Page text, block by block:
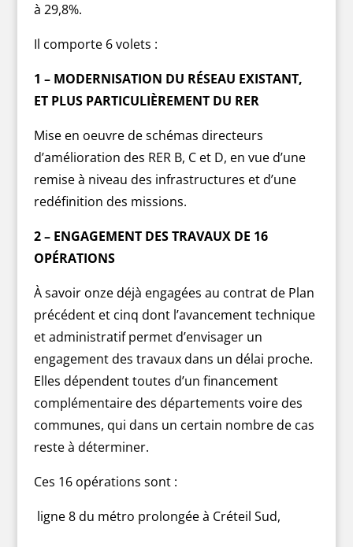
à 29,8%.
Il comporte 6 volets :
1 – MODERNISATION DU RÉSEAU EXISTANT,
ET PLUS PARTICULIÈREMENT DU RER
Mise en oeuvre de schémas directeurs
d’amélioration des RER B, C et D, en vue d’une
remise à niveau des infrastructures et d’une
redéfinition des missions.
2 – ENGAGEMENT DES TRAVAUX DE 16
OPÉRATIONS
À savoir onze déjà engagées au contrat de Plan
précédent et cinq dont l’avancement technique
et administratif permet d’envisager un
engagement des travaux dans un délai proche.
Elles dépendent toutes d’un financement
complémentaire des départements voire des
communes, qui dans un certain nombre de cas
reste à déterminer.
Ces 16 opérations sont :
ligne 8 du métro prolongée à Créteil Sud,